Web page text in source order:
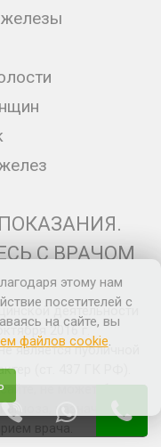
С ВРАЧОМ
деятельности
2016 г.
является публичной
(ст. 437 ГК РФ).
не может быть
врача.
этому нам
посетителей с
на сайте, вы
файлов cookie.